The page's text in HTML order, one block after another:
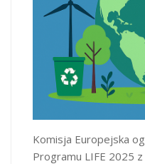
Komisja Europejska
Programu LIFE 2025